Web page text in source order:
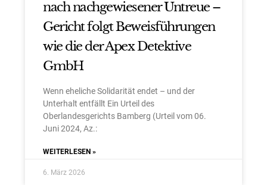
nach nachgewiesener Untreue –
Gericht folgt Beweisführungen
wie die der Apex Detektive
GmbH
Wenn eheliche Solidarität endet – und der
Unterhalt entfällt Ein Urteil des
Oberlandesgerichts Bamberg (Urteil vom 06.
Juni 2024, Az.:
WEITERLESEN »
6. März 2026